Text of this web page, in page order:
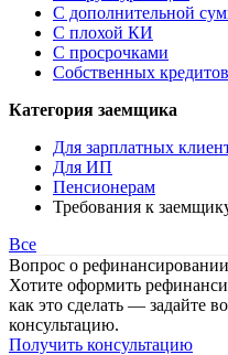
С дополнительной
С плохой КИ
С просрочками
Собственных кредитов
Категория заемщика
Для зарплатных
Для ИП
Пенсионерам
Требования к
Все
Вопрос о
Хотите оформить
как это сделать — задайте
консультацию.
Получить консультацию